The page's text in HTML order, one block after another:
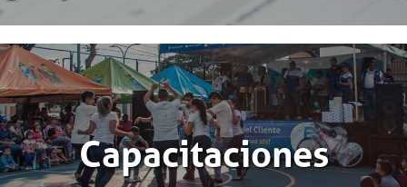
Capacitaciones